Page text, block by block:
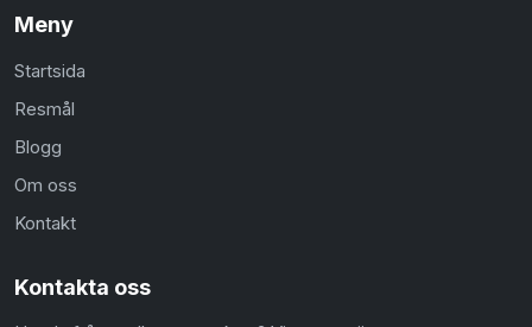
Meny
Startsida
Resmål
Blogg
Om oss
Kontakt
Kontakta oss